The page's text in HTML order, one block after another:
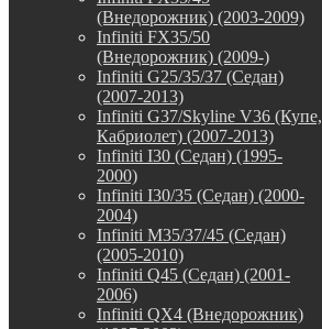
(Внедорожник) (2003-2009)
Infiniti FX35/50
(Внедорожник) (2009-)
Infiniti G25/35/37 (Седан)
(2007-2013)
Infiniti G37/Skyline V36 (Купе,
Кабриолет) (2007-2013)
Infiniti I30 (Седан) (1995-
2000)
Infiniti I30/35 (Седан) (2000-
2004)
Infiniti M35/37/45 (Седан)
(2005-2010)
Infiniti Q45 (Седан) (2001-
2006)
Infiniti QX4 (Внедорожник)